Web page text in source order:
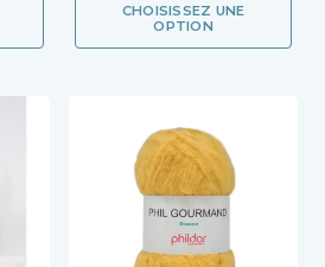
CHOISISSEZ UNE
OPTION